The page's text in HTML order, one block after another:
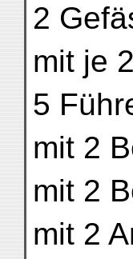
2
mit je
5
mit 2
mit 2
mit 2